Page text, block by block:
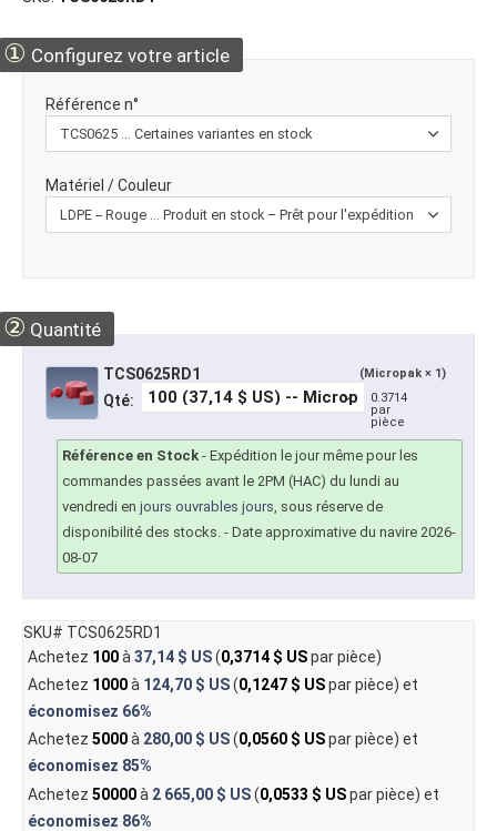
① Configurez votre article
Référence n°
Matériel / Couleur
② Quantité
TCS0625RD1 (Micropak × 1)
Qté:
0.3714
par
pièce
Référence en Stock - Expédition le jour même pour les
commandes passées avant le 2PM (HAC) du lundi au
vendredi en jours ouvrables jours, sous réserve de
disponibilité des stocks. - Date approximative du navire 2026-
08-07
SKU# TCS0625RD1
Achetez 100à 37,14 $ US(0,3714 $ USpar pièce)
Achetez 1000à 124,70 $ US(0,1247 $ USpar pièce) et
économisez 66%
Achetez 5000à 280,00 $ US(0,0560 $ USpar pièce) et
économisez 85%
Achetez 50000à 2 665,00 $ US(0,0533 $ USpar pièce) et
économisez 86%